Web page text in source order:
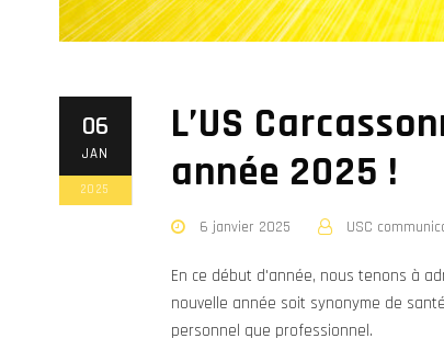
06
JAN
2025
L’US
année 2025 !
6 janvier 2025 USC
En ce début d'année, nous tenons à
nouvelle année soit synonyme de
personnel que professionnel.